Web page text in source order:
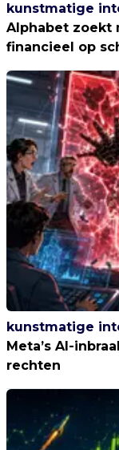
kunstmatige
Alphabet zoekt
financieel op
kunstmatige
Meta’s AI-
rechten